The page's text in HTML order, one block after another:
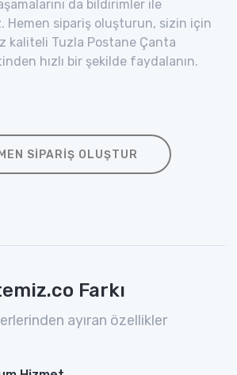
da bildirimler ile
Hemen sipariş oluşturun, sizin için
kaliteli Tuzla Postane Çanta
hızlı bir şekilde faydalanın.
SIPARIŞ OLUŞTUR
Farkı
ayıran özellikler